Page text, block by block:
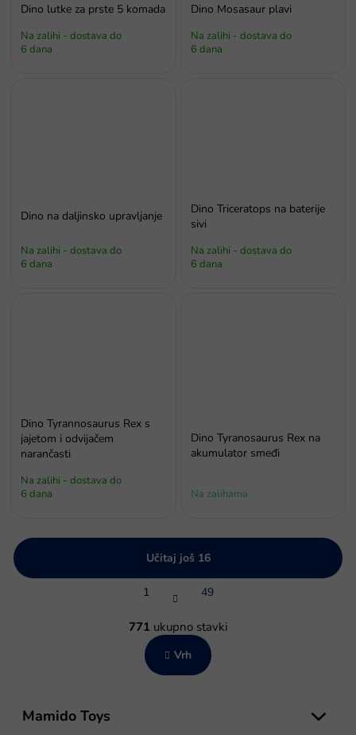
Dino lutke za prste 5 komada
Na zalihi - dostava do
6 dana
Dino Mosasaur plavi
Na zalihi - dostava do
6 dana
Dino na daljinsko upravljanje
Na zalihi - dostava do
6 dana
Dino Triceratops na baterije
sivi
Na zalihi - dostava do
6 dana
Dino Tyrannosaurus Rex s
jajetom i odvijačem
narančasti
Na zalihi - dostava do
6 dana
Dino Tyranosaurus Rex na
akumulator smeđi
Na zalihama
o
t
r
Učitaj još 16
P
a
i
n
a
i
1 49
771 ukupno stavki
Vrh
Mamido Toys